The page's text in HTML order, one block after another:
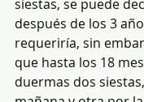
siestas, se puede
después de los 3
requeriría, sin
que hasta los 18
duermas dos